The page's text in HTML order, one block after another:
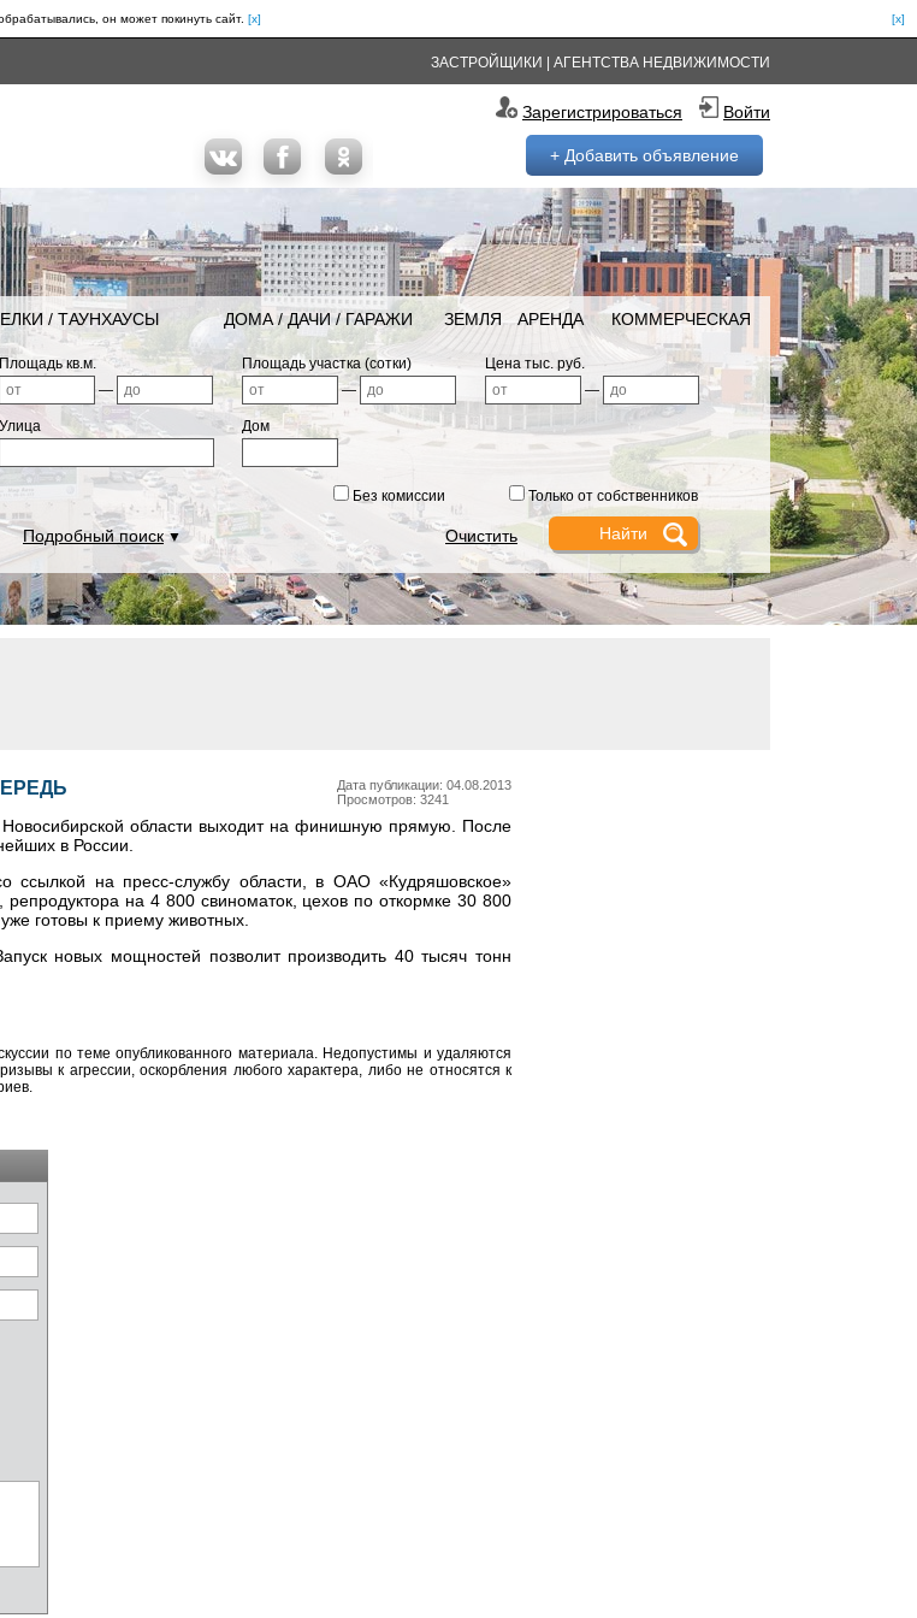
он может покинуть сайт. [x]
[x]
ЗАСТРОЙЩИКИ АГЕНТСТВА НЕДВИЖИМОСТИ
Зарегистрироваться Войти
+ Добавить объявление
/ ТАУНХАУСЫ ДОМА / ДАЧИ / ГАРАЖИ ЗЕМЛЯ АРЕНДА КОММЕРЧЕСКАЯ
Площадь кв.м.
—
Площадь участка (сотки)
—
Цена тыс. руб.
—
Улица Дом
Без комиссии Только от собственников
Подробный поиск▼ Очистить
Дата публикации: 04.08.2013
Просмотров: 3241
области выходит на финишную прямую. После
в России.
ссылкой на пресс-службу области, в ОАО «Кудряшовское»
на 4 800 свиноматок, цехов по откормке 30 800
готовы к приему животных.
новых мощностей позволит производить 40 тысяч тонн
по теме опубликованного материала. Недопустимы и удаляются
к агрессии, оскорбления любого характера, либо не относятся к